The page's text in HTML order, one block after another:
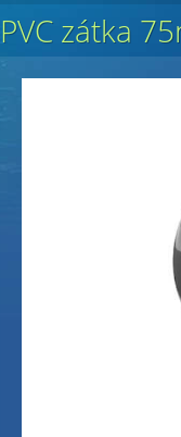
PVC zátka